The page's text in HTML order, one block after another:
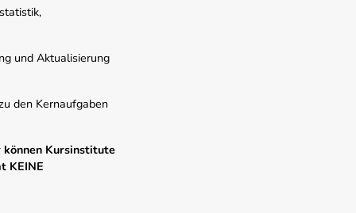
und Aktualisierung
den Kernaufgaben
Kursinstitute
KEINE